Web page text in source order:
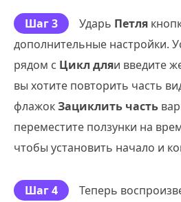
Шаг 3 Ударь Петля
дополнительные настройки.
рядом с Цикл дляи введите
вы хотите повторить часть
флажокЗациклить часть
переместите ползунки на
чтобы установить начало и
Шаг 4
Теперь